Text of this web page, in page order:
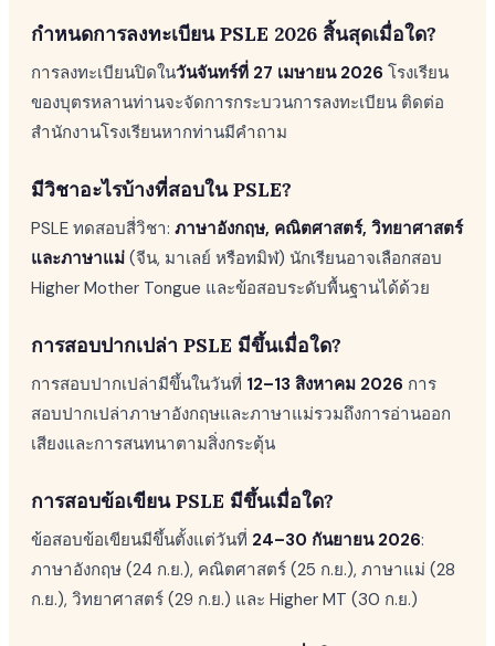
กำหนดการลงทะเบียน PSLE 2026 สิ้นสุดเมื่อใด?
การลงทะเบียนปิดในวันจันทร์ที่ 27 เมษายน 2026 โรงเรียน
ของบุตรหลานท่านจะจัดการกระบวนการลงทะเบียน ติดต่อ
สำนักงานโรงเรียนหากท่านมีคำถาม
มีวิชาอะไรบ้างที่สอบใน PSLE?
PSLE ทดสอบสี่วิชา: ภาษาอังกฤษ, คณิตศาสตร์, วิทยาศาสตร์
และภาษาแม่ (จีน, มาเลย์ หรือทมิฬ) นักเรียนอาจเลือกสอบ
Higher Mother Tongue และข้อสอบระดับพื้นฐานได้ด้วย
การสอบปากเปล่า PSLE มีขึ้นเมื่อใด?
การสอบปากเปล่ามีขึ้นในวันที่ 12–13 สิงหาคม 2026 การ
สอบปากเปล่าภาษาอังกฤษและภาษาแม่รวมถึงการอ่านออก
เสียงและการสนทนาตามสิ่งกระตุ้น
การสอบข้อเขียน PSLE มีขึ้นเมื่อใด?
ข้อสอบข้อเขียนมีขึ้นตั้งแต่วันที่ 24–30 กันยายน 2026:
ภาษาอังกฤษ (24 ก.ย.), คณิตศาสตร์ (25 ก.ย.), ภาษาแม่ (28
ก.ย.), วิทยาศาสตร์ (29 ก.ย.) และ Higher MT (30 ก.ย.)